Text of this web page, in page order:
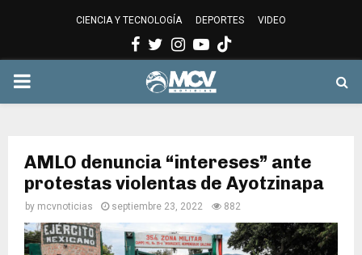
CIENCIA Y TECNOLOGÍA DEPORTES VIDEO
Facebook
Twitter
Instagram
Youtube
PRIMARY
AMLO denuncia “intereses” ante
protestas violentas de Ayotzinapa
by mcvnoticias septiembre 23, 2022 882